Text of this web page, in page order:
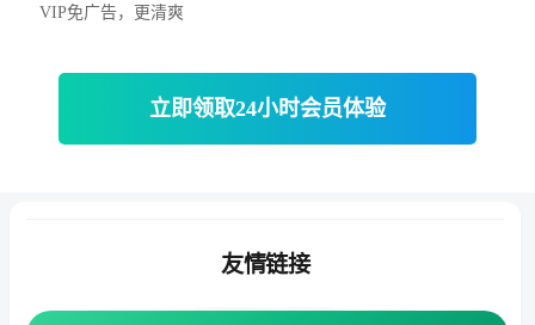
VIP免广告，更清爽
立即领取24小时会员体验
友情链接